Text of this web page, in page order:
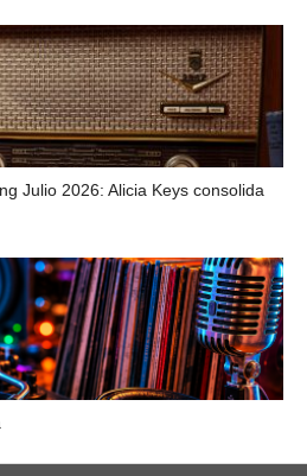
Julio 2026: Alicia Keys consolida